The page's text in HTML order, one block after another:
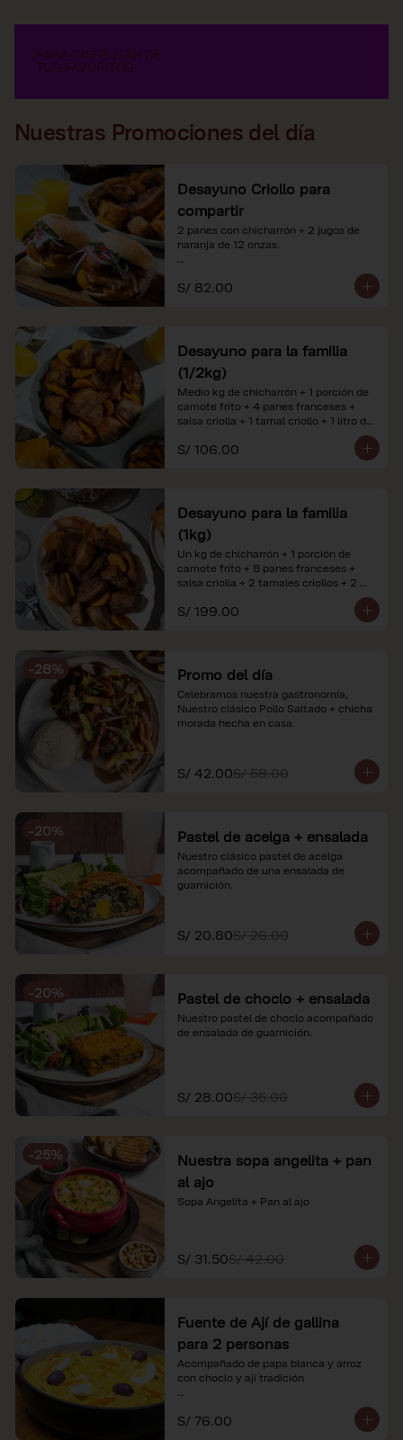
Nuestras Promociones del día
Desayuno Criollo para
compartir
2 panes con chicharrón + 2 jugos de
naranja de 12 onzas.
*Nuestros precios están expresados en
soles e incluyen impuestos de ley y
S/ 82.00
Desayuno para la familia
(1/2kg)
Medio kg de chicharrón + 1 porción de
camote frito + 4 panes franceses +
salsa criolla + 1 tamal criollo + 1 litro de
*Nuestros precios están expresados en
referenciales.
S/ 106.00
Desayuno para la familia
(1kg)
Un kg de chicharrón + 1 porción de
camote frito + 8 panes franceses +
salsa criolla + 2 tamales criollos + 2
*Nuestros precios están expresados en
referenciales.
S/ 199.00
-28% Promo del día
Celebramos nuestra gastronomía,
Nuestro clásico Pollo Saltado + chicha
morada hecha en casa.
S/ 42.00S/ 58.00
-20% Pastel de acelga + ensalada
Nuestro clásico pastel de acelga
acompañado de una ensalada de
guarnición.
S/ 20.80S/ 26.00
-20% Pastel de choclo + ensalada
Nuestro pastel de choclo acompañado
de ensalada de guarnición.
S/ 28.00S/ 35.00
-25%
Nuestra sopa angelita + pan
al ajo
Sopa Angelita + Pan al ajo
S/ 31.50S/ 42.00
Fuente de Ají de gallina
para 2 personas
Acompañado de papa blanca y arroz
con choclo y ají tradición
*Nuestros precios están expresados en
soles e incluyen impuestos de ley y
S/ 76.00